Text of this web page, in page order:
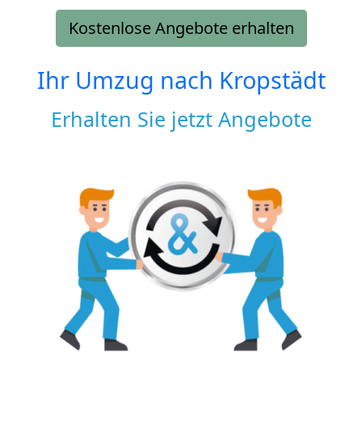
Kostenlose Angebote erhalten
Ihr Umzug nach Kropstädt
Erhalten Sie jetzt Angebote